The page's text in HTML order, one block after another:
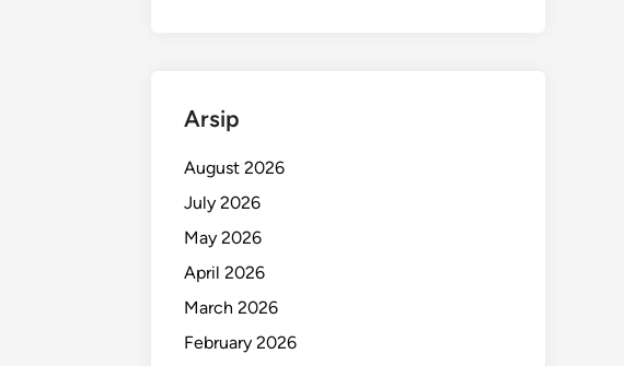
Arsip
August 2026
July 2026
May 2026
April 2026
March 2026
February 2026